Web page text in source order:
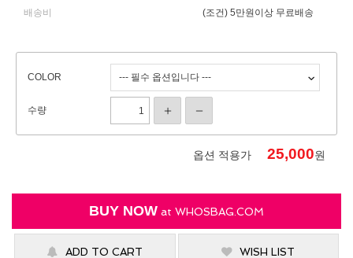
배송비 (조건) 5만원이상 무료배송
COLOR
수량
옵션 적용가 25,000원
BUY NOW at WHOSBAG.COM
ADD TO CART WISH LIST